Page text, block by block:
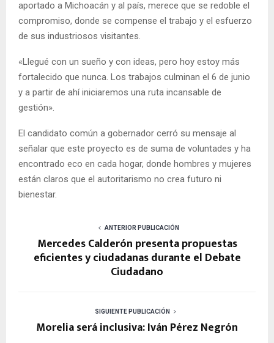
aportado a Michoacán y al país, merece que se redoble el
compromiso, donde se compense el trabajo y el esfuerzo
de sus industriosos visitantes.
«Llegué con un sueño y con ideas, pero hoy estoy más
fortalecido que nunca. Los trabajos culminan el 6 de junio
y a partir de ahí iniciaremos una ruta incansable de
gestión».
El candidato común a gobernador cerró su mensaje al
señalar que este proyecto es de suma de voluntades y ha
encontrado eco en cada hogar, donde hombres y mujeres
están claros que el autoritarismo no crea futuro ni
bienestar.
ANTERIOR PUBLICACIÓN
Mercedes Calderón presenta propuestas
eficientes y ciudadanas durante el Debate
Ciudadano
SIGUIENTE PUBLICACIÓN
Morelia será inclusiva: Iván Pérez Negrón